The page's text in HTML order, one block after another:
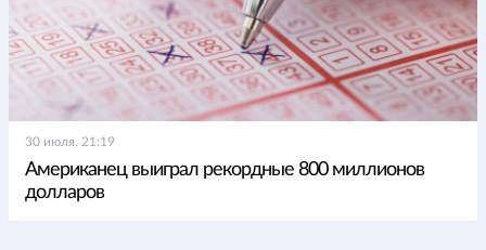
30 июля, 21:19
Американец выиграл рекордные 800 миллионов
долларов